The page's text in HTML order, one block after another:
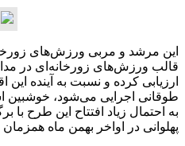
این مرشد و مربی ورزش‌های
قالب ورزش‌های زورخانه‌ای در
ارزیابی کرده و نسبت به آینده
طوقانی اجرایی می‌شود،
به احتمال زیاد افتتاح این طرح
پهلوانی در اواخر بهمن ماه